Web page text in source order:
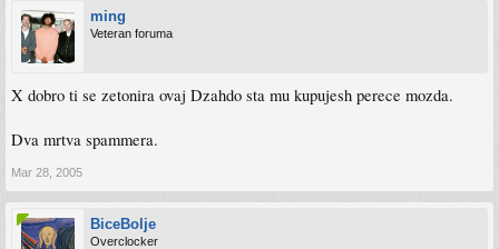
ming
Veteran foruma
X dobro ti se zetonira ovaj Dzahdo sta mu kupujesh perece mozda.
Dva mrtva spammera.
Mar 28, 2005
BiceBolje
Overclocker